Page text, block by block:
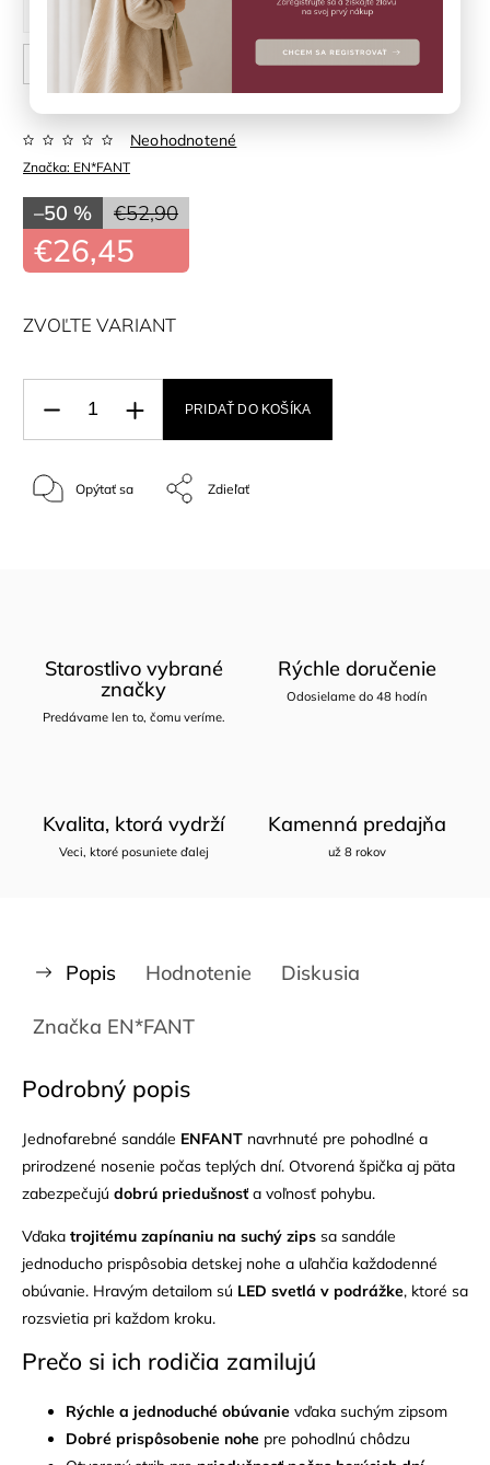
25 26 28 29
31 32
Značka: EN*FANT
Neohodnotené
€52,90
–50 %
€26,45
ZVOĽTE VARIANT
PRIDAŤ DO KOŠÍKA
Opýtať sa Zdieľať
Starostlivo vybrané
značky
Predávame len to, čomu veríme.
Rýchle doručenie
Odosielame do 48 hodín
Kvalita, ktorá vydrží
Veci, ktoré posuniete ďalej
Kamenná predajňa
už 8 rokov
Popis Hodnotenie Diskusia
Značka EN*FANT
Podrobný popis
Jednofarebné sandále ENFANT navrhnuté pre pohodlné a
prirodzené nosenie počas teplých dní. Otvorená špička aj päta
zabezpečujú dobrú priedušnosť a voľnosť pohybu.
Vďaka trojitému zapínaniu na suchý zips sa sandále
jednoducho prispôsobia detskej nohe a uľahčia každodenné
obúvanie. Hravým detailom sú LED svetlá v podrážke, ktoré sa
rozsvietia pri každom kroku.
Prečo si ich rodičia zamilujú
Rýchle a jednoduché obúvanie vďaka suchým zipsom
Dobré prispôsobenie nohe pre pohodlnú chôdzu